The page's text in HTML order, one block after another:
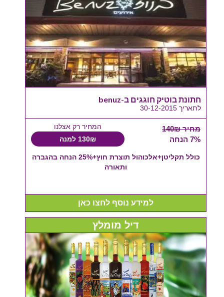
חתונת בוטיק חוגגים ב-benuz
לתאריך 30-12-2015
מחיר 140₪
7% הנחה
המחיר רק אצלנו
130₪ למנה
כולל תקליטן+אלכוהול תוצרת חוץ+25% הנחה בהגברה
ותאורה
למידע נוסף לחצו כאן
דיל מומלץ